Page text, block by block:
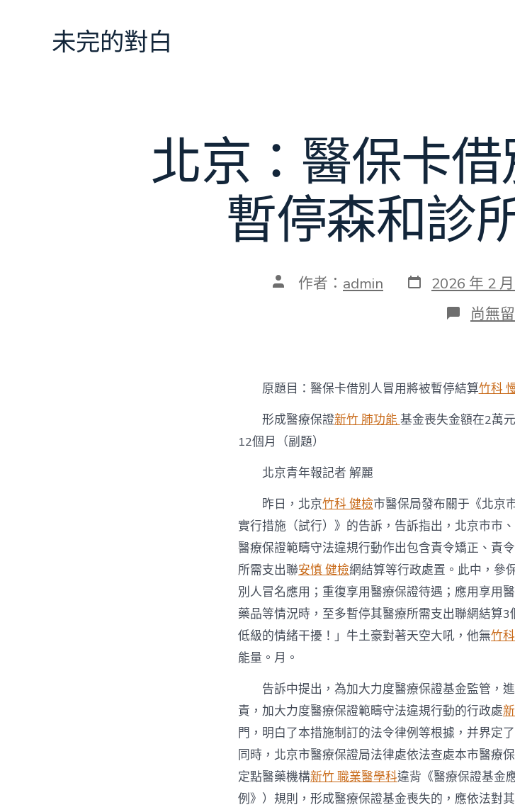
未完的對白
北京：醫保卡
暫停森和診
文 作者： admin 發
表
2026 年 2
在
〈北
卡
借
別
人
暫
停
森
和
診
所
疫
苗
結
算〉
中
尚無
原題目：醫保卡借別人冒用將被暫停結算竹科
形成醫療保證新竹 肺功能基金喪失金額在2萬
12個月（副題）
北京青年報記者 解麗
昨日，北京竹科 健檢市醫保局發布關于《北京
實行措施（試行）》的告訴，告訴指出，北京市市
醫療保證範疇守法違規行動作出包含責令矯正、責
所需支出聯安慎 健檢網結算等行政處置。此中，參
別人冒名應用；重復享用醫療保證待遇；應用享用
藥品等情況時，至多暫停其醫療所需支出聯網結算3
低級的情緒干擾！」牛土豪對著天空大吼，他無竹
能量。月。
告訴中提出，為加大力度醫療保證基金監管，
責，加大力度醫療保證範疇守法違規行動的行政處
門，明白了本措施制訂的法令律例等根據，并界定
同時，北京市醫療保證局法律處依法查處本市醫療
定點醫藥機構新竹 職業醫學科違背《醫療保證基金
例》）規則，形成醫療保證基金喪失的，應依法對